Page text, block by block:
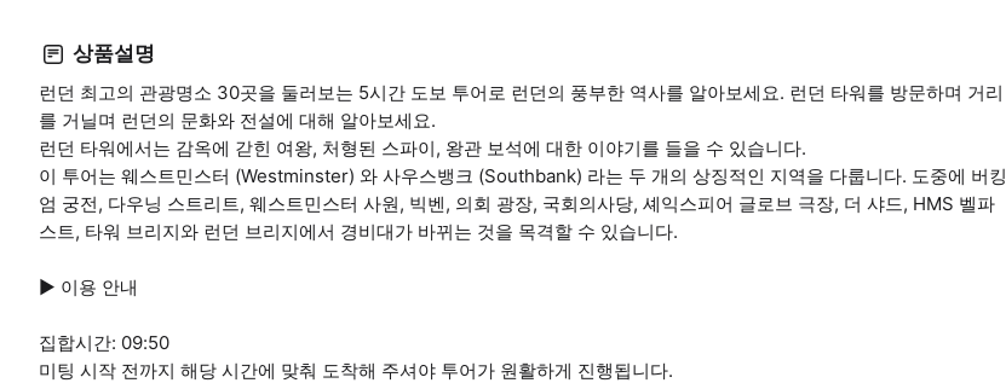
상품설명
런던 최고의 관광명소 30곳을 둘러보는 5시간 도보 투어로 런던의 풍부한 역사를 알아보세요. 런던 타워를 방문하며 거리
를 거닐며 런던의 문화와 전설에 대해 알아보세요.
런던 타워에서는 감옥에 갇힌 여왕, 처형된 스파이, 왕관 보석에 대한 이야기를 들을 수 있습니다.
이 투어는 웨스트민스터 (Westminster) 와 사우스뱅크 (Southbank) 라는 두 개의 상징적인 지역을 다룹니다. 도중에 버킹
엄 궁전, 다우닝 스트리트, 웨스트민스터 사원, 빅벤, 의회 광장, 국회의사당, 셰익스피어 글로브 극장, 더 샤드, HMS 벨파
스트, 타워 브리지와 런던 브리지에서 경비대가 바뀌는 것을 목격할 수 있습니다.
▶ 이용 안내
집합시간: 09:50
미팅 시작 전까지 해당 시간에 맞춰 도착해 주셔야 투어가 원활하게 진행됩니다.